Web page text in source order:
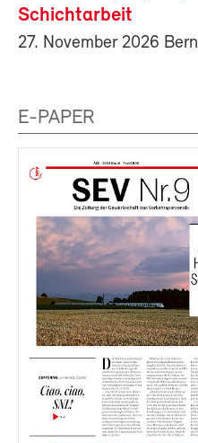
Schichtarbeit
27. November 2026 Bern
E-PAPER